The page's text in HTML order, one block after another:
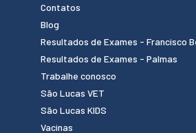
Contatos
Blog
Resultados de Exames - Francisco
Resultados de Exames - Palmas
Trabalhe conosco
São Lucas VET
São Lucas KIDS
Vacinas